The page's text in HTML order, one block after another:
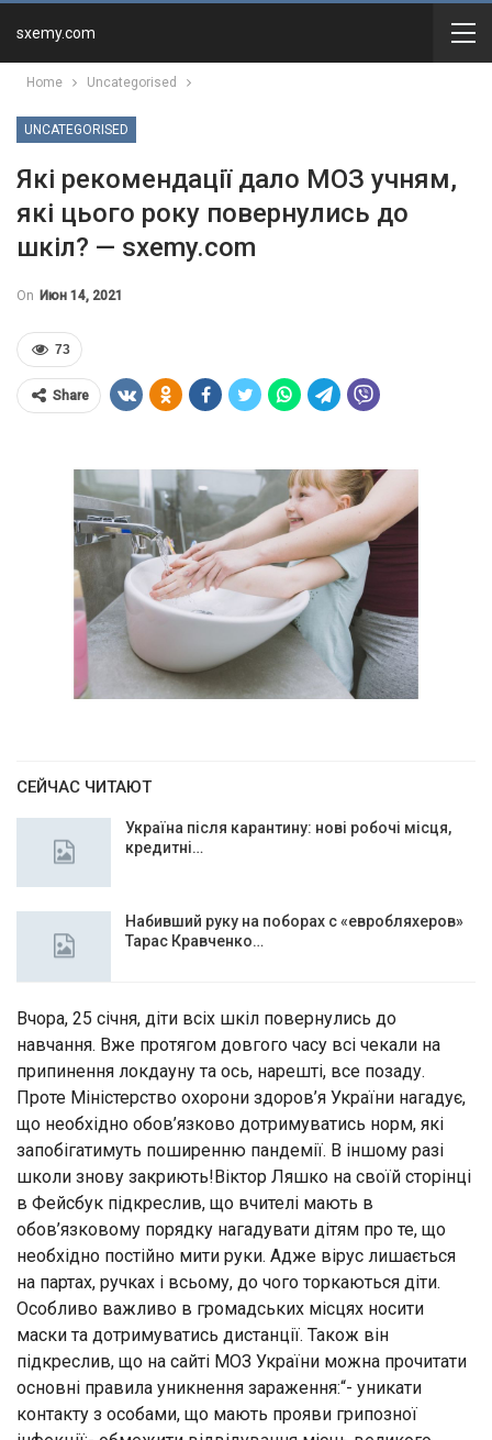
sxemy.com
Home Uncategorised
UNCATEGORISED
Які рекомендації дало МОЗ учням,
які цього року повернулись до
шкіл? — sxemy.com
On Июн 14, 2021
73
Share
СЕЙЧАС ЧИТАЮТ
Україна після карантину: нові робочі місця,
кредитні…
Набивший руку на поборах с «евробляхеров»
Тарас Кравченко…
Вчора, 25 січня, діти всіх шкіл повернулись до
навчання. Вже протягом довгого часу всі чекали на
припинення локдауну та ось, нарешті, все позаду.
Проте Міністерство охорони здоров’я України нагадує,
що необхідно обов’язково дотримуватись норм, які
запобігатимуть поширенню пандемії. В іншому разі
школи знову закриють!Віктор Ляшко на своїй сторінці
в Фейсбук підкреслив, що вчителі мають в
обов’язковому порядку нагадувати дітям про те, що
необхідно постійно мити руки. Адже вірус лишається
на партах, ручках і всьому, до чого торкаються діти.
Особливо важливо в громадських місцях носити
маски та дотримуватись дистанції. Також він
підкреслив, що на сайті МОЗ України можна прочитати
основні правила уникнення зараження:“- уникати
контакту з особами, що мають прояви грипозної